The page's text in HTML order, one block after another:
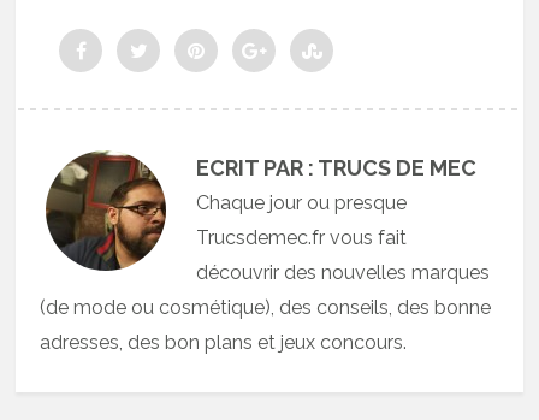
ECRIT PAR : TRUCS DE MEC
Chaque jour ou presque
Trucsdemec.fr vous fait
découvrir des nouvelles marques
(de mode ou cosmétique), des conseils, des bonne
adresses, des bon plans et jeux concours.